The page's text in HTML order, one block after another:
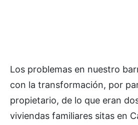
Los problemas en nuestro
con la transformación, por
propietario, de lo que eran
viviendas familiares sitas en